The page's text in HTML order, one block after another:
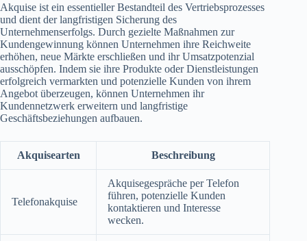
Akquise ist ein essentieller Bestandteil des Vertriebsprozesses
und dient der langfristigen Sicherung des
Unternehmenserfolgs. Durch gezielte Maßnahmen zur
Kundengewinnung können Unternehmen ihre Reichweite
erhöhen, neue Märkte erschließen und ihr Umsatzpotenzial
ausschöpfen. Indem sie ihre Produkte oder Dienstleistungen
erfolgreich vermarkten und potenzielle Kunden von ihrem
Angebot überzeugen, können Unternehmen ihr
Kundennetzwerk erweitern und langfristige
Geschäftsbeziehungen aufbauen.
Akquisearten Beschreibung
Telefonakquise
Akquisegespräche per Telefon
führen, potenzielle Kunden
kontaktieren und Interesse
wecken.